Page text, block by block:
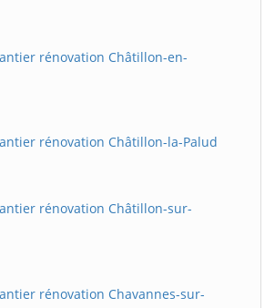
rénovation Châtillon-en-
rénovation Châtillon-la-Palud
rénovation Châtillon-sur-
rénovation Chavannes-sur-